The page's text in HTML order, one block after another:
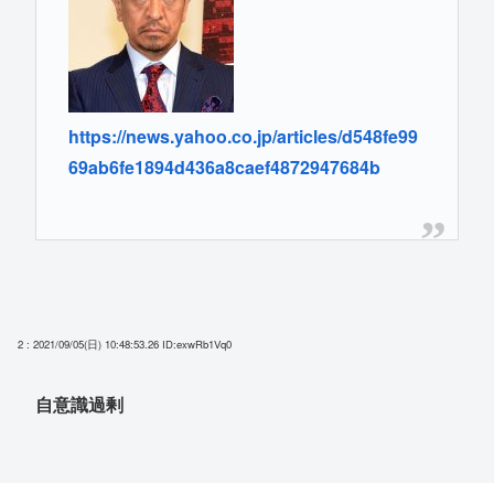
https://news.yahoo.co.jp/articles/d548fe99
69ab6fe1894d436a8caef4872947684b
2 : 2021/09/05(日) 10:48:53.26 ID:exwRb1Vq0
自意識過剰